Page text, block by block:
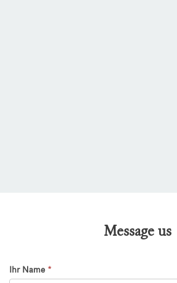
Message us
Kontaktformular
Ihr Name *